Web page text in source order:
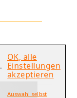
.
OK, alle
Einstellungen
akzeptieren
Auswahl selbst